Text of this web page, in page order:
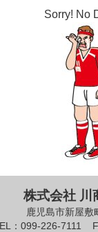
Sorry! No
株式会社 川
鹿児島市新屋敷
：099-226-7111